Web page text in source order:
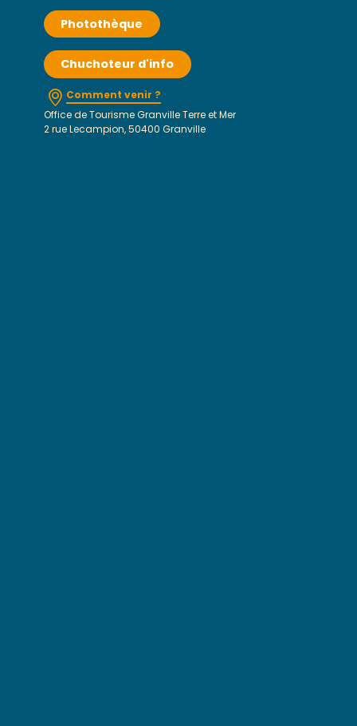
Photothèque
Chuchoteur d'info
Comment venir ?
Office de Tourisme Granville Terre et Mer
2 rue Lecampion, 50400 Granville